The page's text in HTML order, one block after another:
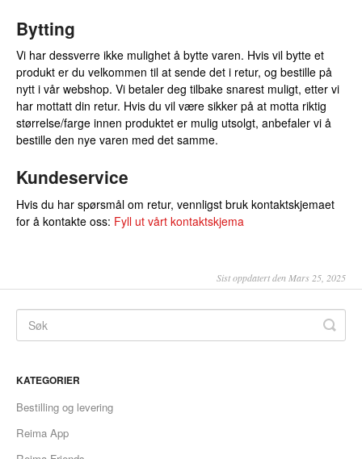
Bytting
Vi har dessverre ikke mulighet å bytte varen. Hvis vil bytte et
produkt er du velkommen til at sende det i retur, og bestille på
nytt i vår webshop. Vi betaler deg tilbake snarest muligt, etter vi
har mottatt din retur. Hvis du vil være sikker på at motta riktig
størrelse/farge innen produktet er mulig utsolgt, anbefaler vi å
bestille den nye varen med det samme.
Kundeservice
Hvis du har spørsmål om retur, vennligst bruk kontaktskjemaet
for å kontakte oss: Fyll ut vårt kontaktskjema
Sist oppdatert den Mars 25, 2025
KATEGORIER
Bestilling og levering
Reima App